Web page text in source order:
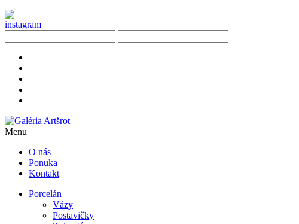
Menu
O nás
Ponuka
Kontakt
Porcelán
Vázy
Postavičky